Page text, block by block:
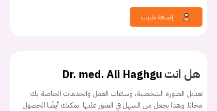
هل انتDr. med. Ali Haghgu
تعديل الصورة الشخصية، وساعات العمل والخدمات الخاصة بك
مجانا. وهذا يجعل من السهل في العثور عليها. يمكنك أيضًا الحصول